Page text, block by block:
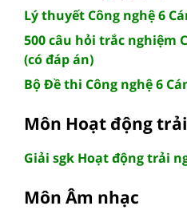
Lý thuyết Công nghệ 6
500 câu hỏi trắc nghiệm
(có đáp án)
Bộ Đề thi Công nghệ 6
Môn Hoạt động
Giải sgk Hoạt động trải
Môn Âm nhạc